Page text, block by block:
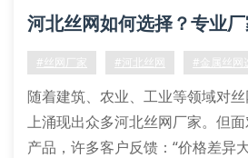
镀锌钢丝与普通铁丝在防腐性能
关系到丝网使用寿命。以河北准艺
河北丝网如何选择？专业
技巧
#丝网厂家 #河北丝网 #金属丝网
随着建筑、农业、工业等领域对
上涌现出众多河北丝网厂家。但
产品，许多客户反馈：“价格差异